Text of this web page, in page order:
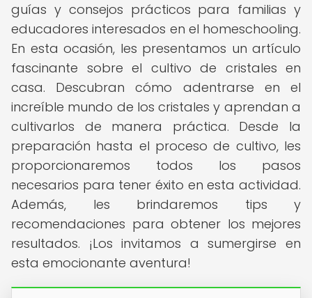
guías y consejos prácticos para familias y
educadores interesados en el homeschooling.
En esta ocasión, les presentamos un artículo
fascinante sobre el cultivo de cristales en
casa. Descubran cómo adentrarse en el
increíble mundo de los cristales y aprendan a
cultivarlos de manera práctica. Desde la
preparación hasta el proceso de cultivo, les
proporcionaremos todos los pasos
necesarios para tener éxito en esta actividad.
Además, les brindaremos tips y
recomendaciones para obtener los mejores
resultados. ¡Los invitamos a sumergirse en
esta emocionante aventura!